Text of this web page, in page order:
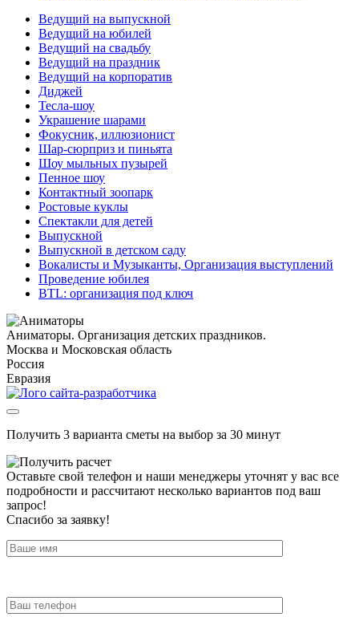
Ведущий на выпускной
Ведущий на юбилей
Ведущий на свадьбу
Ведущий на праздник
Ведущий на корпоратив
Диджей
Тесла-шоу
Украшение шарами
Фокусник, иллюзионист
Шар-сюрприз и пиньята
Шоу мыльных пузырей
Пенное шоу
Контактный зоопарк
Ростовые куклы
Спектакли для детей
Выпускной
Выпускной в детском саду
Вокалисты и Музыканты, Организация выступлений
Проведение юбилея
BTL: организация под ключ
Аниматоры. Организация детских праздников.
Москва и Московская область
Россия
Евразия
Получить 3 варианта сметы на выбор за 30 минут
Оставьте свой телефон и наши менеджеры уточнят у вас все
подробности и рассчитают несколько вариантов под ваш
запрос!
Спасибо за заявку!